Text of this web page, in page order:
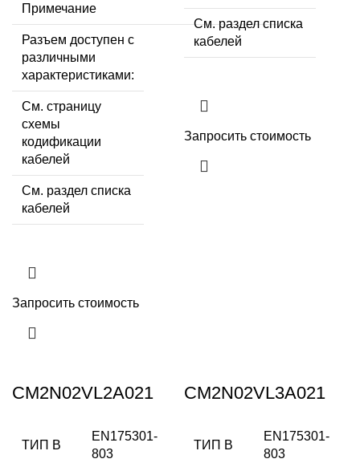
Примечание
Разъем доступен с
различными
характеристиками:
См. страницу
схемы
кодификации
кабелей
См. раздел списка
кабелей
Запросить стоимость
См. раздел списка
кабелей
Запросить стоимость
CM2N02VL2A021
ТИП В
EN175301-
803
CM2N02VL3A021
ТИП В
EN175301-
803